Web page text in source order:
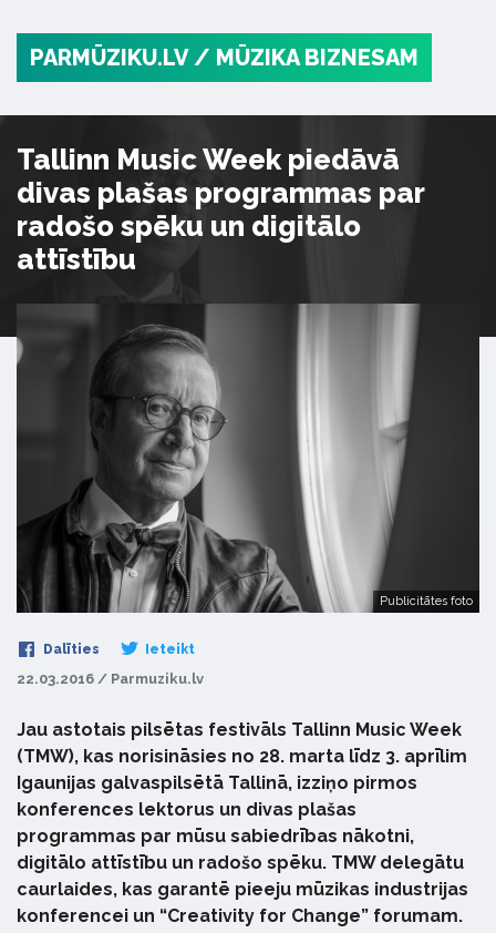
PARMŪZIKU.LV / MŪZIKA BIZNESAM
Tallinn Music Week piedāvā
divas plašas programmas par
radošo spēku un digitālo
attīstību
Publicitātes foto
Dalīties Ieteikt
22.03.2016 / Parmuziku.lv
Jau astotais pilsētas festivāls Tallinn Music Week
(TMW), kas norisināsies no 28. marta līdz 3. aprīlim
Igaunijas galvaspilsētā Tallinā, izziņo pirmos
konferences lektorus un divas plašas
programmas par mūsu sabiedrības nākotni,
digitālo attīstību un radošo spēku. TMW delegātu
caurlaides, kas garantē pieeju mūzikas industrijas
konferencei un “Creativity for Change” forumam.